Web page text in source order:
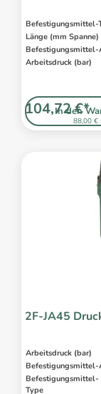
Befestigungsmittel-
Länge (mm Spanne)
Befestigungsmittel-
Arbeitsdruck (bar)
In den
88,00 €
104,72 €*
2F-JA45
Arbeitsdruck (bar)
Befestigungsmittel-
Befestigungsmittel-
Type